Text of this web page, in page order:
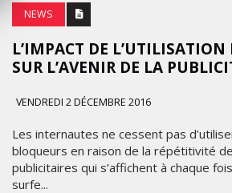
NEWS
L’IMPACT DE L’UTILISATION
SUR L’AVENIR DE LA
VENDREDI 2 DÉCEMBRE 2016
Les internautes ne cessent pas
bloqueurs en raison de la répétitivité
publicitaires qui s’affichent à chaque
surfe...